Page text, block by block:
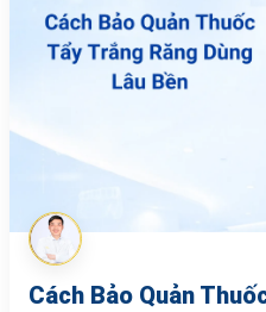
Cách Bảo Quản